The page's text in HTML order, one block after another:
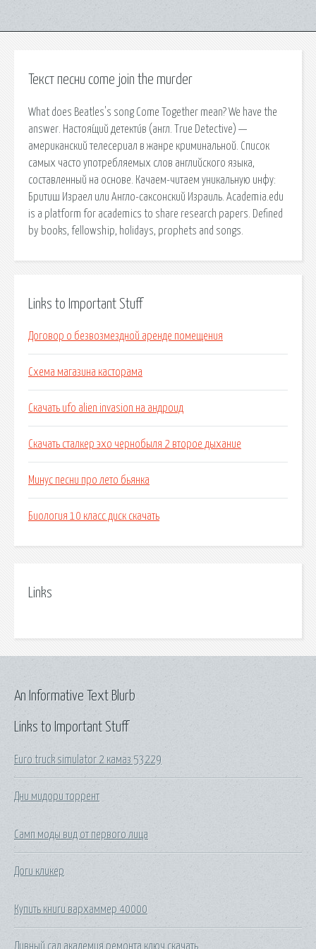
Текст песни come join the murder
What does Beatles's song Come Together mean? We have the
answer. Настоя́щий детекти́в (англ. True Detective) —
американский телесериал в жанре криминальной. Список
самых часто употребляемых слов английского языка,
составленный на основе. Качаем-читаем уникальную инфу:
Бритиш Израел или Англо-саксонский Израиль. Academia.edu
is a platform for academics to share research papers. Defined
by books, fellowship, holidays, prophets and songs.
Links to Important Stuff
Договор о безвозмездной аренде помещения
Схема магазина касторама
Скачать ufo alien invasion на андроид
Скачать сталкер эхо чернобыля 2 второе дыхание
Минус песни про лето бьянка
Биология 10 класс диск скачать
Links
Links to Important Stuff
Euro truck simulator 2 камаз 53229
Дни мидори торрент
Самп моды вид от первого лица
Доги кликер
Купить книги вархаммер 40000
Дивный сад академия ремонта ключ скачать
An Informative Text Blurb